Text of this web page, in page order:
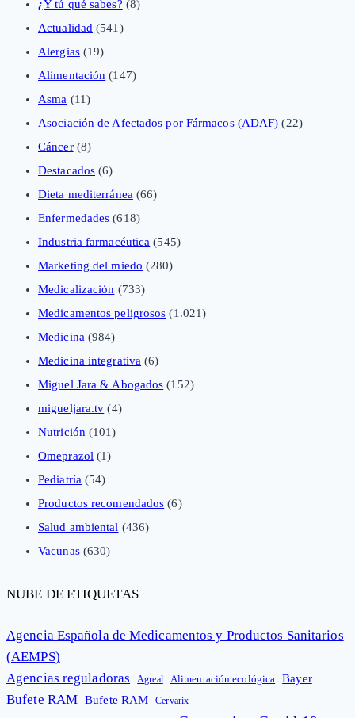
¿Y tú qué sabes? (8)
Actualidad (541)
Alergias(19)
Alimentación (147)
Asma (11)
Asociación de Afectados por Fármacos (ADAF) (22)
Cáncer(8)
Destacados (6)
Dieta mediterránea(66)
Enfermedades (618)
Industria farmacéutica (545)
Marketing del miedo (280)
Medicalización (733)
Medicamentos peligrosos (1.021)
Medicina(984)
Medicina integrativa (6)
Miguel Jara & Abogados (152)
migueljara.tv (4)
Nutrición(101)
Omeprazol(1)
Pediatría(54)
Productos recomendados (6)
Salud ambiental (436)
Vacunas(630)
NUBE DE ETIQUETAS
Agencia Española de Medicamentos y Productos Sanitarios
(AEMPS)
Agencias reguladoras
Agreal Alimentación ecológica Bayer
Bufete RAM Bufete RAM Cervarix